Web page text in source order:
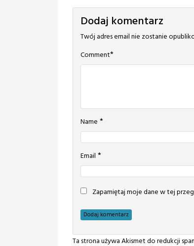
Dodaj komentarz
Twój adres email nie zostanie
Comment*
Name *
Email *
Zapamiętaj moje dane w tej
Ta strona używa Akismet do redukcji